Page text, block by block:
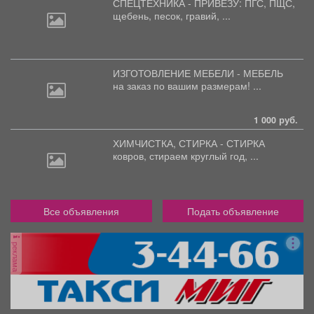
СПЕЦТЕХНИКА - ПРИВЕЗУ: ПГС, ПЩС,
щебень, песок, гравий, ...
ИЗГОТОВЛЕНИЕ МЕБЕЛИ - МЕБЕЛЬ
на заказ по вашим размерам! ...
1 000 руб.
ХИМЧИСТКА, СТИРКА - СТИРКА
ковров, стираем круглый год, ...
Все объявления Подать объявление
реклама